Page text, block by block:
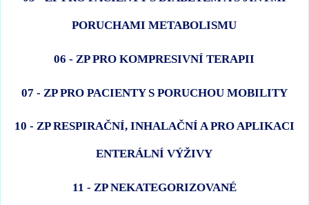
PORUCHAMI METABOLISMU
06 - ZP PRO KOMPRESIVNÍ TERAPII
07 - ZP PRO PACIENTY S PORUCHOU MOBILITY
10 - ZP RESPIRAČNÍ, INHALAČNÍ A PRO APLIKACI
ENTERÁLNÍ VÝŽIVY
11 - ZP NEKATEGORIZOVANÉ